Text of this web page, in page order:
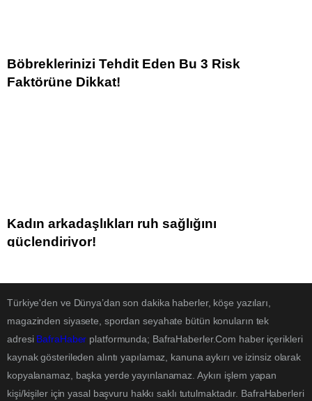
Böbreklerinizi Tehdit Eden Bu 3 Risk
Faktörüne Dikkat!
Kadın arkadaşlıkları ruh sağlığını
güçlendiriyor!
Türkiye'den ve Dünya’dan son dakika haberler, köşe yazıları,
magazinden siyasete, spordan seyahate bütün konuların tek
adresi BafraHaber platformunda; BafraHaberler.Com haber içerikleri
kaynak gösterileden alıntı yapılamaz, kanuna aykırı ve izinsiz olarak
kopyalanamaz, başka yerde yayınlanamaz. Aykırı işlem yapan
kişi/kişiler için yasal başvuru hakkı saklı tutulmaktadır. BafraHaberleri